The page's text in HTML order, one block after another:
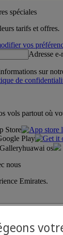
spéciales
tarifs et offres.
vos
Adresse e-
sur
de
vols partout où
Store
Play
huawai os
nous
Emirates.